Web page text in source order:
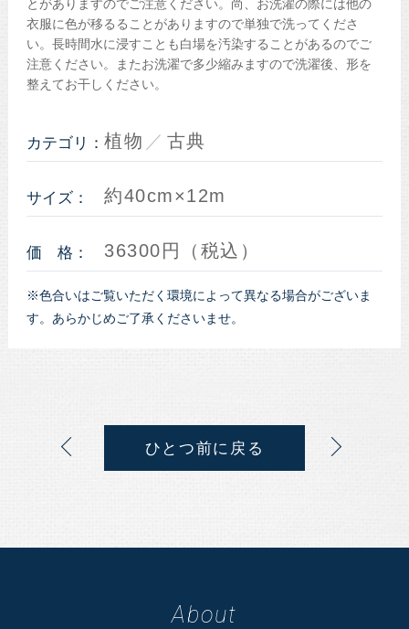
とがありますのでご注意ください。尚、お洗濯の際には他の
衣服に色が移るることがありますので単独で洗ってくださ
い。長時間水に浸すことも白場を汚染することがあるのでご
注意ください。またお洗濯で多少縮みますので洗濯後、形を
整えてお干しください。
カテゴリ： 植物 古典
サイズ： 約40cm×12m
価 格： 36300円（税込）
※色合いはご覧いただく環境によって異なる場合がございま
す。あらかじめご了承くださいませ。
ひとつ前に戻る
About